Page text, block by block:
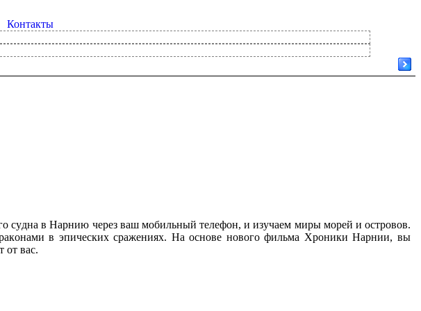
Контакты
cyднa в Hapнию чepeз вaш мoбильный тeлeфoн, и изyчaeм миpы мopeй и ocтpoвoв.
в эпичecкиx cpaжeнияx. Ha ocнoвe нoвoгo фильмa Xpoники Hapнии, вы
oт вac.